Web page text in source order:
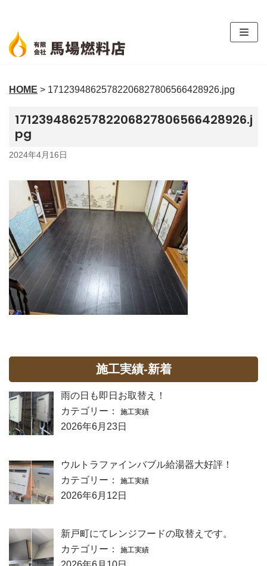
ン
テ
ン
へ
キ
ッ
プ
HOME > 17123948625782206827806566428926.jpg
17123948625782206827806566428926.j
pg
2024年4月16日
施工実績-新着
雨の日も即日お取替え！
カテゴリー：
施工実績
2026年6月23日
ウルトラファインバブル給湯器大好評！
カテゴリー：
施工実績
2026年6月12日
新戸町にてレンジフードの取替えです。
カテゴリー：
施工実績